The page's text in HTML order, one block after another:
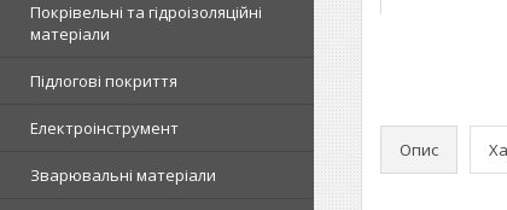
Покрівельні та гідроізоляційні
матеріали
Підлогові покриття
Електроінструмент
Зварювальні матеріали
Опис